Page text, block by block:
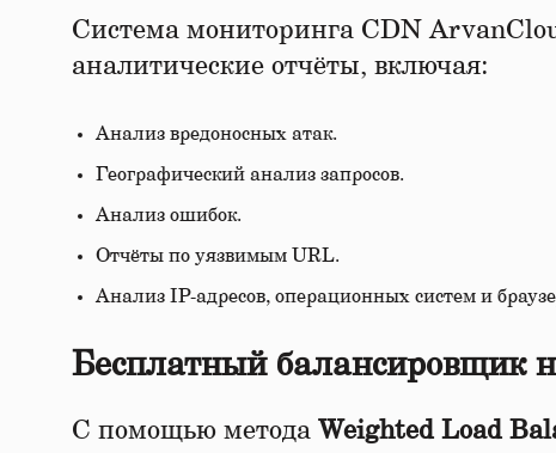
Система мониторинга CDN
аналитические отчёты, включая:
Анализ вредоносных атак.
Географический анализ запросов.
Анализ ошибок.
Отчёты по уязвимым URL.
Анализ IP-адресов, операционных систем и
Бесплатный балансировщик
С помощью метода Weighted Load